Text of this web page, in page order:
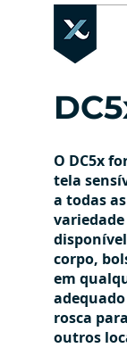
O DC5x
tela
a todas
corpo,
em
rosca
outros